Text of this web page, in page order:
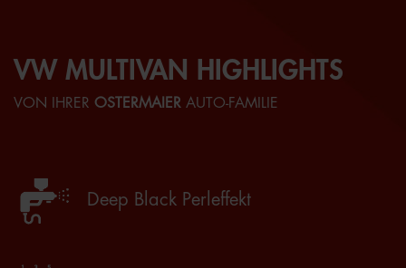
VW MULTIVAN HIGHLIGHTS
VON IHRER OSTERMAIER AUTO-FAMILIE
Deep Black Perleffekt